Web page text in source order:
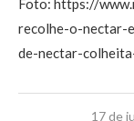
Foto: https://
recolhe-o-nectar-
de-nectar-
17 de